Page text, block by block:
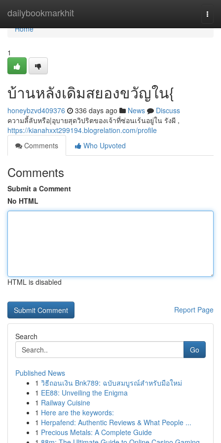
dailybookmarkhit
Home
Home
1
บ้านหลังเดิมสยองขวัญใน{
honeybzvd409376 336 days ago News
Discuss
ความลี้ลับหรือ|อุบายสุดวิปริตของเจ้าที่ซ่อนเร้นอยู่ใน รังผี ,
https://kianahxxt299194.blogrelation.com/profile
Comments
Who Upvoted
Comments
Submit a Comment
No HTML
HTML is disabled
Report Page
Search
Go
Published News
1 วิธีถอนเงิน Bnk789: ฉบับสมบูรณ์สำหรับมือใหม่
1 EE88: Unveiling the Enigma
1 Railway Cuisine
1 Here are the keywords:
1 Herpafend: Authentic Reviews & What People ...
1 Precious Metals: A Complete Guide